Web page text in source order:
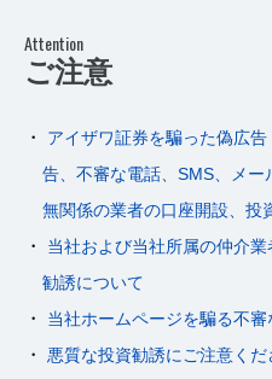
Attention
ご注意
アイザワ証券を騙った偽広
告、不審な電話、SMS、メー
無関係の業者の口座開設、投
当社および当社所属の仲介
勧誘について
当社ホームページを騙る不
悪質な投資勧誘にご注意くだ